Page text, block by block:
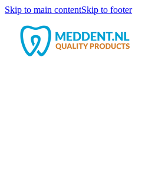
Skip to main contentSkip to footer